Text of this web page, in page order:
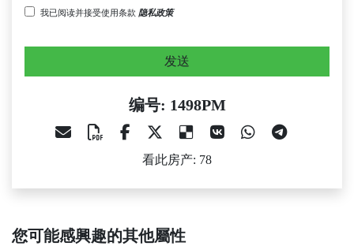
我已阅读并接受使用条款 隐私政策
发送
编号: 1498PM
看此房产: 78
您可能感興趣的其他屬性